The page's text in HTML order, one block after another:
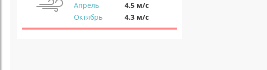
Апрель
4.5 м/с
Октябрь
4.3 м/с